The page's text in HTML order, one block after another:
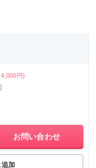
4,000円)
お問い合わせ
加